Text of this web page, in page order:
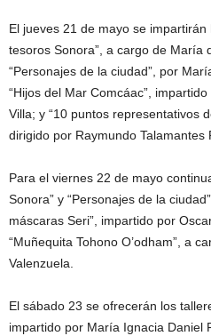
El jueves 21 de mayo se
tesoros Sonora”, a cargo de María
“Personajes de la ciudad”, por
“Hijos del Mar Comcáac”,
Villa; y “10 puntos representativos
dirigido por Raymundo Talamantes
Para el viernes 22 de mayo
Sonora” y “Personajes de la
máscaras Seri”, impartido por
“Muñequita Tohono O’odham”, a
Valenzuela.
El sábado 23 se ofrecerán los
impartido por María Ignacia Daniel